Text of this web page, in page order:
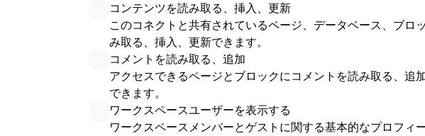
コンテンツを読み取る、挿入、更新
このコネクトと共有されているページ、データベース、ブロ
み取る、挿入、更新できます。
コメントを読み取る、追加
アクセスできるページとブロックにコメントを読み取る、追
できます。
ワークスペースユーザーを表示する
ワークスペースメンバーとゲストに関する基本的なプロフィ